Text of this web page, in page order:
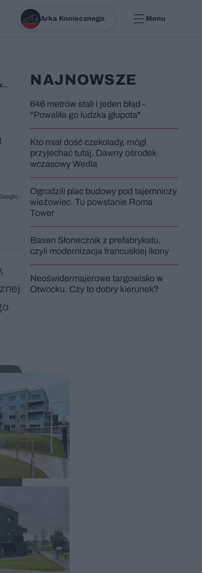
Arka Koniecznego Menu
TBS przy ul. Kosmicznej w Katowicach nikt nie nazwie osiedlem "premium". Tymczasem właśnie tu stworzono luksusową przestrzeń do życia NAJNOWSZE
646 metrów stali i jeden błąd -
"Powaliła go ludzka głupota"
Kto miał dość czekolady, mógł
przyjechać tutaj. Dawny ośrodek
wczasowy Wedla
Ogrodzili plac budowy pod tajemniczy
wieżowiec. Tu powstanie Roma
Tower
Basen Słonecznik z prefabrykatu,
czyli modernizacja francuskiej ikony
Neoświdermajerowe targowisko w
Otwocku. Czy to dobry kierunek?